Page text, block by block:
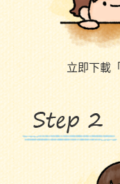
立即下載「